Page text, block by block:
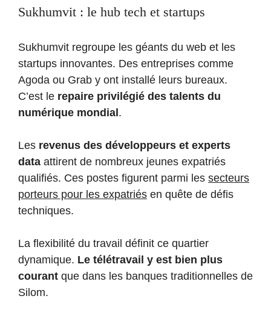
Sukhumvit : le hub tech et startups
Sukhumvit regroupe les géants du web et les
startups innovantes. Des entreprises comme
Agoda ou Grab y ont installé leurs bureaux.
C’est le repaire privilégié des talents du
numérique mondial.
Les revenus des développeurs et experts
data attirent de nombreux jeunes expatriés
qualifiés. Ces postes figurent parmi les secteurs
porteurs pour les expatriés en quête de défis
techniques.
La flexibilité du travail définit ce quartier
dynamique. Le télétravail y est bien plus
courant que dans les banques traditionnelles de
Silom.